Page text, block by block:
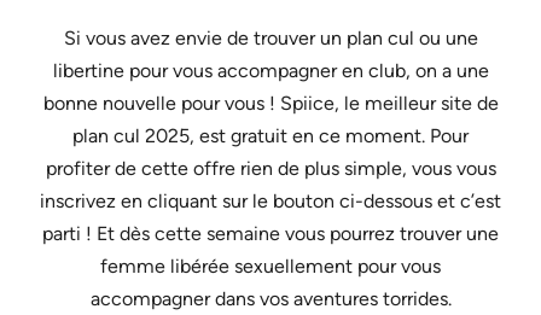
Si vous avez envie de trouver un plan cul ou une
libertine pour vous accompagner en club, on a une
bonne nouvelle pour vous ! Spiice, le meilleur site de
plan cul 2025, est gratuit en ce moment. Pour
profiter de cette offre rien de plus simple, vous vous
inscrivez en cliquant sur le bouton ci-dessous et c’est
parti ! Et dès cette semaine vous pourrez trouver une
femme libérée sexuellement pour vous
accompagner dans vos aventures torrides.